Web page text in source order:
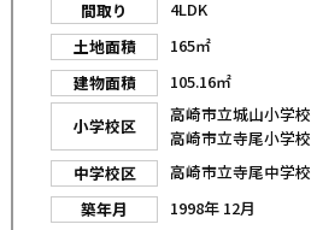
間取り
4LDK
土地面積
165㎡
建物面積
105.16㎡
小学校区
高崎市立城山小学校
高崎市立寺尾小学校
中学校区
高崎市立寺尾中学校
築年月
1998年 12月